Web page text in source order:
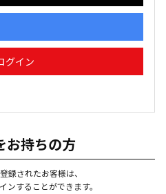
グイン
持ちの方
録されたお客様は、
することができます。